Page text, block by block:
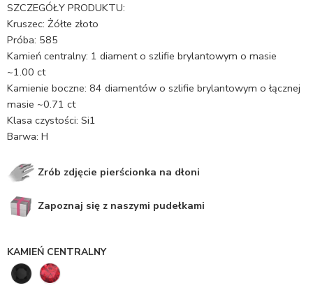
podstawie
oceny
SZCZEGÓŁY PRODUKTU:
Kruszec: Żółte złoto
Próba: 585
Kamień centralny: 1 diament o szlifie brylantowym o masie
~1.00 ct
Kamienie boczne: 84 diamentów o szlifie brylantowym o łącznej
masie ~0.71 ct
Klasa czystości: Si1
Barwa: H
Zrób zdjęcie pierścionka na dłoni
Zapoznaj się z naszymi pudełkami
KAMIEŃ CENTRALNY